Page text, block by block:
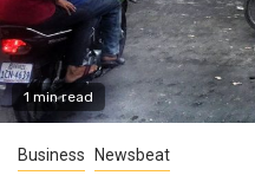
1 min read
Business Newsbeat